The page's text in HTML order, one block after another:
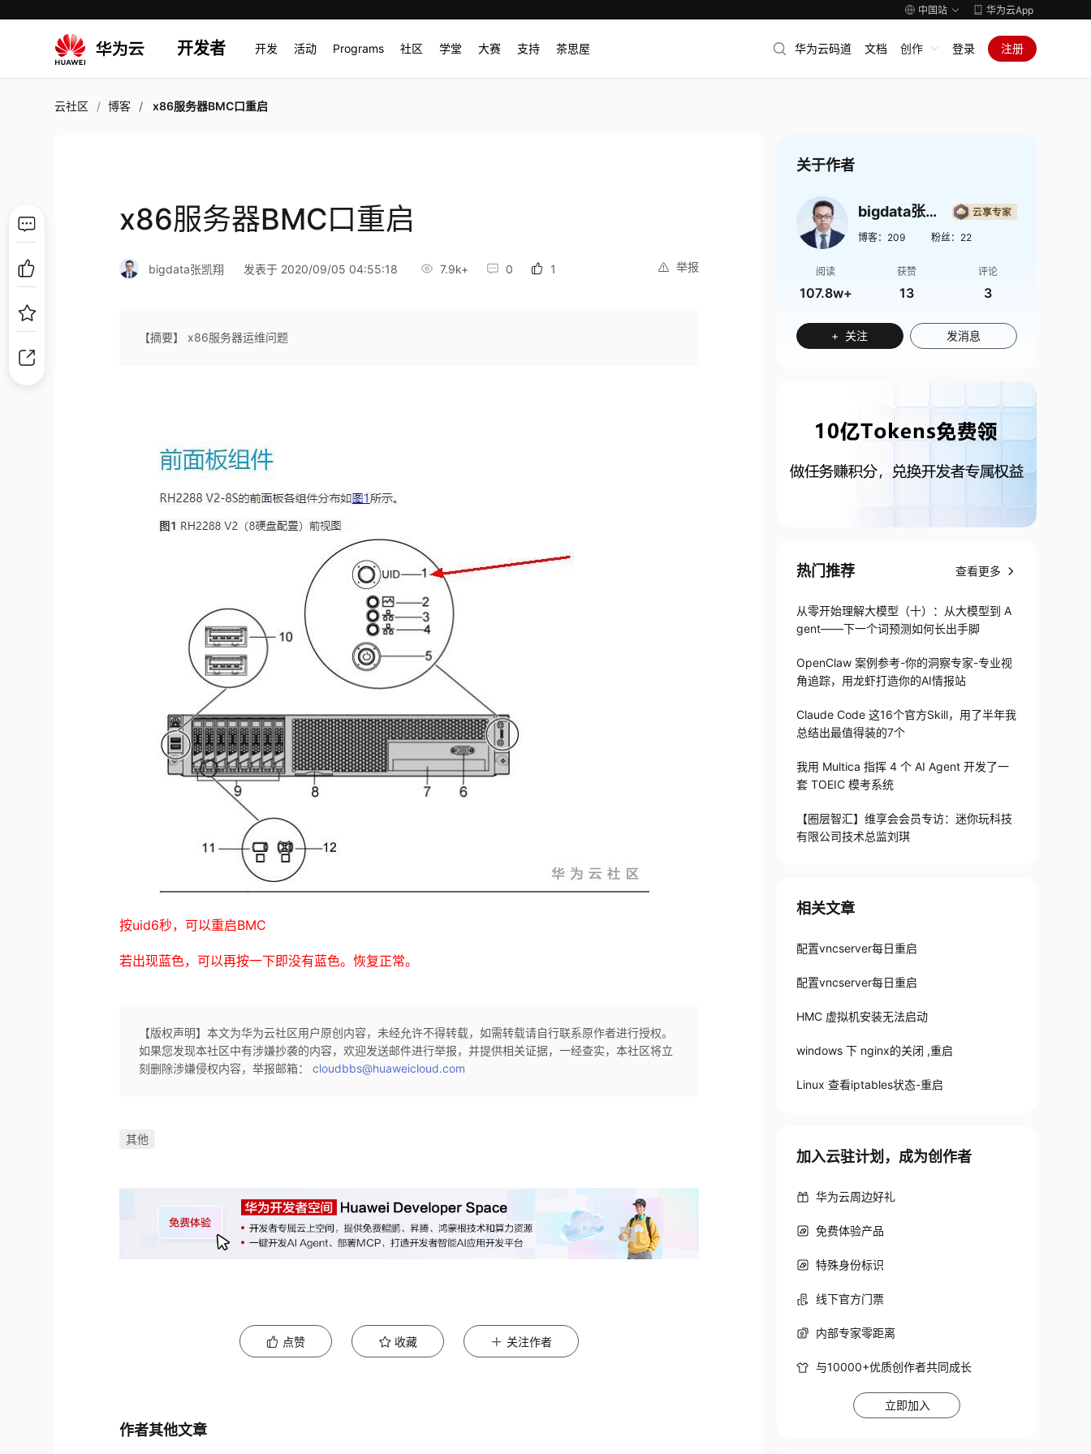
中国站 华为云App
开发者 开发 活动 Programs 社区 学堂 大赛 支持 茶思屋 华为云码道 文档 创作 登录 注册
云社区 博客 x86服务器BMC口重启
x86服务器BMC口重启
举报
bigdata张凯翔 发表于 2020/09/05 04:55:18 7.9k+ 0 1
【摘要】 x86服务器运维问题
按uid6秒，可以重启BMC
若出现蓝色，可以再按一下即没有蓝色。恢复正常。
【版权声明】本文为华为云社区用户原创内容，未经允许不得转载，如需转载请自行联系原作者进行授权。
如果您发现本社区中有涉嫌抄袭的内容，欢迎发送邮件进行举报，并提供相关证据，一经查实，本社区将立
刻删除涉嫌侵权内容，举报邮箱：cloudbbs@huaweicloud.com
其他
点赞 收藏 关注作者
作者其他文章
关于作者
bigdata张凯翔
博客： 209 粉丝： 22
阅读
107.8w+
获赞
13
评论
3
+ 关注 发消息
热门推荐 查看更多
从零开始理解大模型（十）：从大模型到 A
gent——下一个词预测如何长出手脚
OpenClaw 案例参考-你的洞察专家-专业视
角追踪，用龙虾打造你的AI情报站
Claude Code 这16个官方Skill，用了半年我
总结出最值得装的7个
我用 Multica 指挥 4 个 AI Agent 开发了一
套 TOEIC 模考系统
【圈层智汇】维享会会员专访：迷你玩科技
有限公司技术总监刘琪
相关文章
配置vncserver每日重启
配置vncserver每日重启
HMC 虚拟机安装无法启动
windows 下 nginx的关闭 ,重启
Linux 查看iptables状态-重启
加入云驻计划，成为创作者
华为云周边好礼
免费体验产品
特殊身份标识
线下官方门票
内部专家零距离
与10000+优质创作者共同成长
立即加入